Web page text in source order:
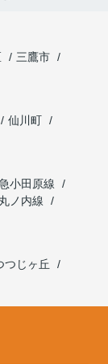
三鷹市
仙川町
小田原線
丸ノ内線
つじヶ丘